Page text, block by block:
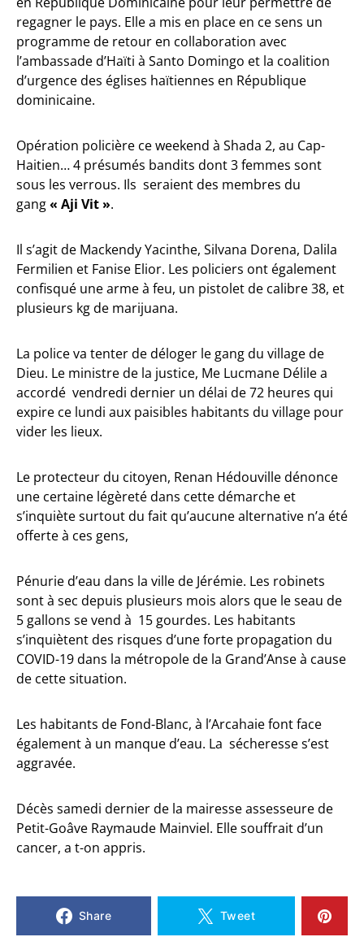
regagner le pays. Elle a mis en place en ce sens un
programme de retour en collaboration avec
l’ambassade d’Haïti à Santo Domingo et la coalition
d’urgence des églises haïtiennes en République
dominicaine.
Opération policière ce weekend à Shada 2, au Cap-
Haitien… 4 présumés bandits dont 3 femmes sont
sous les verrous. Ils seraient des membres du
gang« Aji Vit ».
Il s’agit de Mackendy Yacinthe, Silvana Dorena, Dalila
Fermilien et Fanise Elior. Les policiers ont également
confisqué une arme à feu, un pistolet de calibre 38, et
plusieurs kg de marijuana.
La police va tenter de déloger le gang du village de
Dieu. Le ministre de la justice, Me Lucmane Délile a
accordé vendredi dernier un délai de 72 heures qui
expire ce lundi aux paisibles habitants du village pour
vider les lieux.
Le protecteur du citoyen, Renan Hédouville dénonce
une certaine légèreté dans cette démarche et
s’inquiète surtout du fait qu’aucune alternative n’a été
offerte à ces gens,
Pénurie d’eau dans la ville de Jérémie. Les robinets
sont à sec depuis plusieurs mois alors que le seau de
5 gallons se vend à 15 gourdes. Les habitants
s’inquiètent des risques d’une forte propagation du
COVID-19 dans la métropole de la Grand’Anse à cause
de cette situation.
Les habitants de Fond-Blanc, à l’Arcahaie font face
également à un manque d’eau. La sécheresse s’est
aggravée.
Décès samedi dernier de la mairesse assesseure de
Petit-Goâve Raymaude Mainviel. Elle souffrait d’un
cancer, a t-on appris.
Share Tweet